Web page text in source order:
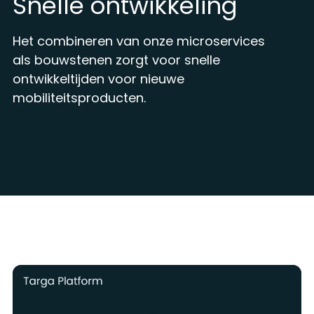
Het combineren van onze microservices
als bouwstenen zorgt voor snelle
ontwikkeltijden voor nieuwe
mobiliteitsproducten.